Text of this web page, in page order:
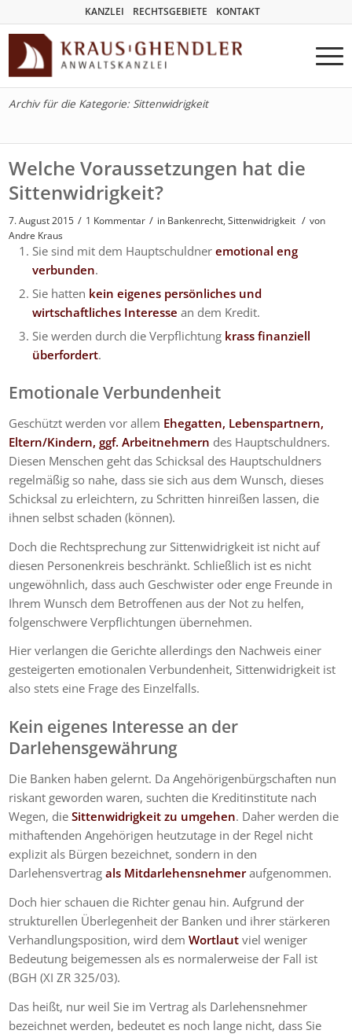
KANZLEI RECHTSGEBIETE KONTAKT
Archiv für die Kategorie: Sittenwidrigkeit
Welche Voraussetzungen hat die
Sittenwidrigkeit?
7. August 2015 / 1 Kommentar / in Bankenrecht ,Sittenwidrigkeit / von
Andre Kraus
Sie sind mit dem Hauptschuldneremotional eng
verbunden.
Sie hatten kein eigenes persönliches und
wirtschaftliches Interesse an dem Kredit.
Sie werden durch die Verpflichtung krass finanziell
überfordert.
Emotionale Verbundenheit
Geschützt werden vor allem Ehegatten, Lebenspartnern,
Eltern/Kindern, ggf. Arbeitnehmern des Hauptschuldners.
Diesen Menschen geht das Schicksal des Hauptschuldners
regelmäßig so nahe, dass sie sich aus dem Wunsch, dieses
Schicksal zu erleichtern, zu Schritten hinreißen lassen, die
ihnen selbst schaden (können).
Doch die Rechtsprechung zur Sittenwidrigkeit ist nicht auf
diesen Personenkreis beschränkt. Schließlich ist es nicht
ungewöhnlich, dass auch Geschwister oder enge Freunde in
Ihrem Wunsch dem Betroffenen aus der Not zu helfen,
folgenschwere Verpflichtungen übernehmen.
Hier verlangen die Gerichte allerdings den Nachweis einer
gesteigerten emotionalen Verbundenheit, Sittenwidrigkeit ist
also stets eine Frage des Einzelfalls.
Kein eigenes Interesse an der
Darlehensgewährung
Die Banken haben gelernt. Da Angehörigenbürgschaften nun
riskant geworden waren, suchten die Kreditinstitute nach
Wegen, dieSittenwidrigkeit zu umgehen. Daher werden die
mithaftenden Angehörigen heutzutage in der Regel nicht
explizit als Bürgen bezeichnet, sondern in den
Darlehensvertragals Mitdarlehensnehmeraufgenommen.
Doch hier schauen die Richter genau hin. Aufgrund der
strukturellen Überlegenheit der Banken und ihrer stärkeren
Verhandlungsposition, wird demWortlaut viel weniger
Bedeutung beigemessen als es normalerweise der Fall ist
(BGH (XI ZR 325/03).
Das heißt, nur weil Sie im Vertrag als Darlehensnehmer
bezeichnet werden, bedeutet es noch lange nicht, dass Sie